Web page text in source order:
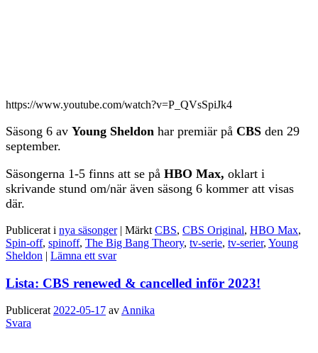
https://www.youtube.com/watch?v=P_QVsSpiJk4
Säsong 6 av Young Sheldon har premiär på CBS den 29
september.
Säsongerna 1-5 finns att se på HBO Max, oklart i
skrivande stund om/när även säsong 6 kommer att visas
där.
Publicerat i nya säsonger | Märkt CBS, CBS Original, HBO Max,
Spin-off, spinoff, The Big Bang Theory, tv-serie, tv-serier, Young
Sheldon | Lämna ett svar
Lista: CBS renewed & cancelled inför 2023!
Publicerat2022-05-17 avAnnika
Svara